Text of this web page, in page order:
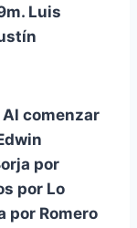
Luis
comenzar
por
por Lo
por Romero